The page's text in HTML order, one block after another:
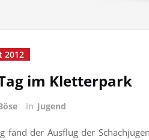
2012
im Kletterpark
in Jugend
fand der Ausflug der